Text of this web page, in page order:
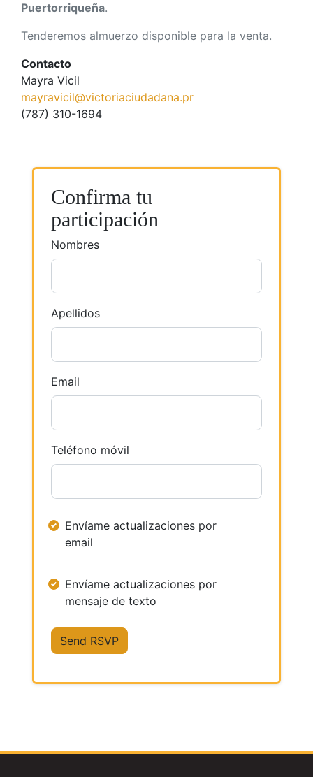
Puertorriqueña.
Tenderemos almuerzo disponible para la venta.
Contacto
Mayra Vicil
mayravicil@victoriaciudadana.pr
(787) 310-1694
Confirma tu
participación
Nombres
Apellidos
Email
Teléfono móvil
Envíame actualizaciones por
email
Envíame actualizaciones por
mensaje de texto